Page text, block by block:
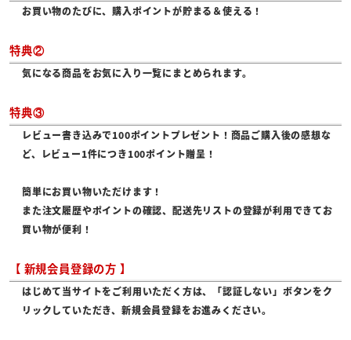
お買い物のたびに、購入ポイントが貯まる＆使える！
特典②
気になる商品をお気に入り一覧にまとめられます。
特典③
レビュー書き込みで100ポイントプレゼント！商品ご購入後の感想な
ど、レビュー1件につき100ポイント贈呈！
簡単にお買い物いただけます！
また注文履歴やポイントの確認、配送先リストの登録が利用できてお
買い物が便利！
【 新規会員登録の方 】
はじめて当サイトをご利用いただく方は、「認証しない」ボタンをク
リックしていただき、新規会員登録をお進みください。